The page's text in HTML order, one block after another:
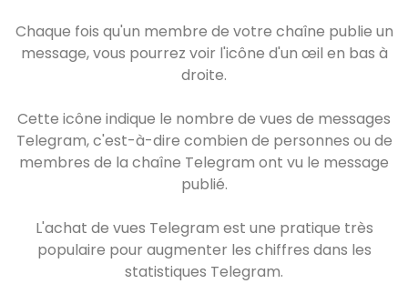
Chaque fois qu'un membre de votre chaîne publie un
message, vous pourrez voir l'icône d'un œil en bas à
droite.
Cette icône indique le nombre de vues de messages
Telegram, c'est-à-dire combien de personnes ou de
membres de la chaîne Telegram ont vu le message
publié.
L'achat de vues Telegram est une pratique très
populaire pour augmenter les chiffres dans les
statistiques Telegram.